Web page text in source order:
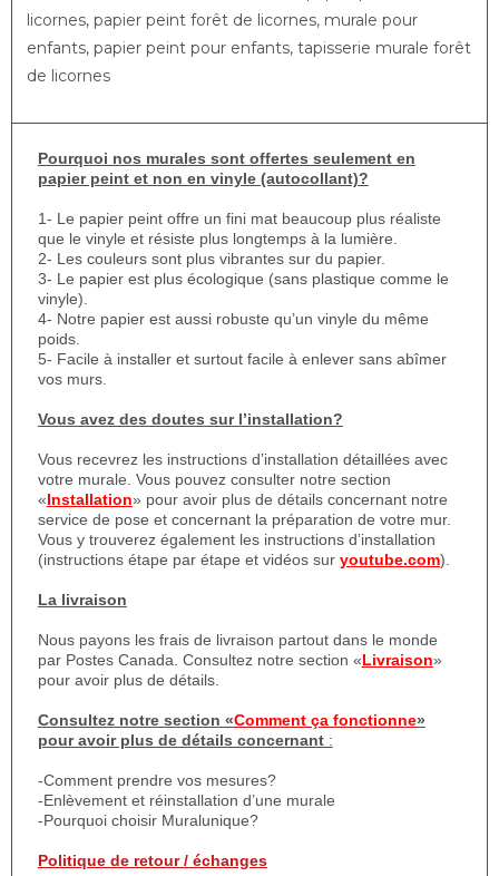
licornes, papier peint forêt de licornes, murale pour
enfants, papier peint pour enfants, tapisserie murale forêt
de licornes
Pourquoi nos murales sont offertes seulement en
papier peint et non en vinyle (autocollant)?
1- Le papier peint offre un fini mat beaucoup plus réaliste
que le vinyle et résiste plus longtemps à la lumière.
2- Les couleurs sont plus vibrantes sur du papier.
3- Le papier est plus écologique (sans plastique comme le
vinyle).
4- Notre papier est aussi robuste qu’un vinyle du même
poids.
5- Facile à installer et surtout facile à enlever sans abîmer
vos murs.
Vous avez des doutes sur l’installation?
Vous recevrez les instructions d’installation détaillées avec
votre murale. Vous pouvez consulter notre section
«Installation» pour avoir plus de détails concernant notre
service de pose et concernant la préparation de votre mur.
Vous y trouverez également les instructions d’installation
(instructions étape par étape et vidéos sur youtube.com).
La livraison
Nous payons les frais de livraison partout dans le monde
par Postes Canada. Consultez notre section «Livraison»
pour avoir plus de détails.
Consultez notre section «Comment ça fonctionne»
pour avoir plus de détails concernant:
-Comment prendre vos mesures?
-Enlèvement et réinstallation d’une murale
-Pourquoi choisir Muralunique?
Politique de retour / échanges